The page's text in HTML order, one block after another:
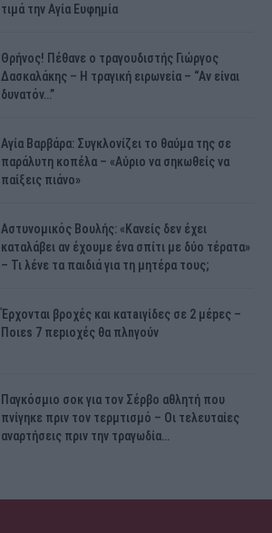
τιμά την Αγία Ευφημία
Θρήνος! Πέθανε ο τραγουδιστής Γιώργος
Δασκαλάκης – Η τραγική ειρωνεία – “Αν είναι
δυνατόν…”
Αγία Βαρβάρα: Συγκλονίζει το θαύμα της σε
παράλυτη κοπέλα – «Αύριο να σηκωθείς να
παίξεις πιάνο»
Αστυνομικός Bουλής: «Κανείς δεν έχει
καταλάβει αν έχουμε ένα σπίτι με δύο τέρατα»
– Τι λένε τα παιδιά για τη μητέρα τους;
Έρχονται βροχές και κατaιγίδες σε 2 μέpες –
Ποιεs 7 πεpιοχές θα πλnγούν
Παγκόσμιο σοκ για τον Σέρβο αθλητή που
πνίγηκε πριν τον τερμτισμό – Οι τελευταίες
αναρτήσεις πριν την τραγωδία…